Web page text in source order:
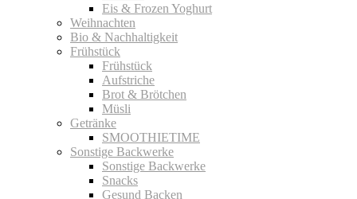
Eis & Frozen Yoghurt
Weihnachten
Bio & Nachhaltigkeit
Frühstück
Frühstück
Aufstriche
Brot & Brötchen
Müsli
Getränke
SMOOTHIETIME
Sonstige Backwerke
Sonstige Backwerke
Snacks
Gesund Backen